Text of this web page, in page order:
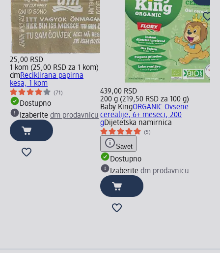
25,00 RSD
1 kom (25,00 RSD za 1 kom)
dmReciklirana papirna
kesa, 1 kom
(71)
Dostupno
Izaberite dm prodavnicu
439,00 RSD
200 g (219,50 RSD za 100 g)
Baby KingORGANIC Ovsene
cerealije, 6+ meseci, 200
gDijetetska namirnica
(5)
Savet
Dostupno
Izaberitedm prodavnicu